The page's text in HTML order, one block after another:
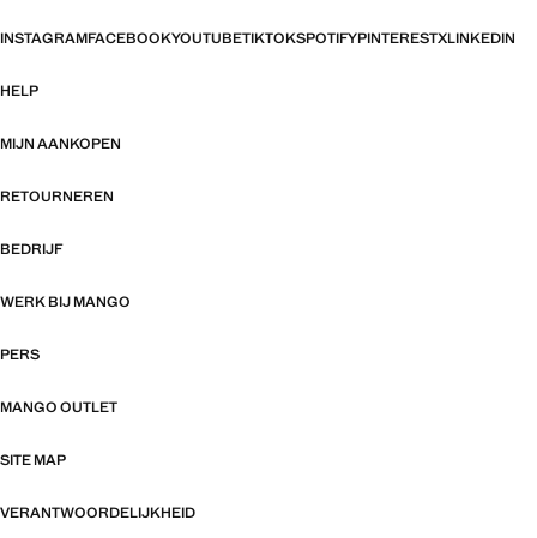
INSTAGRAMFACEBOOKYOUTUBETIKTOKSPOTIFYPINTERESTXLINKEDIN
HELP
MIJN AANKOPEN
RETOURNEREN
BEDRIJF
WERK BIJ MANGO
PERS
MANGO OUTLET
SITE MAP
VERANTWOORDELIJKHEID